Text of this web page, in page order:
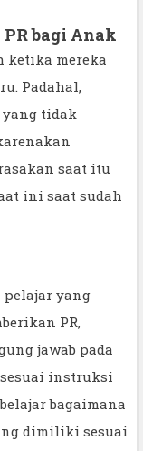
bagi Anak
ketika mereka
Padahal,
tidak
saat itu
ini saat sudah
pelajar yang
PR,
jawab pada
instruksi
bagaimana
dimiliki sesuai